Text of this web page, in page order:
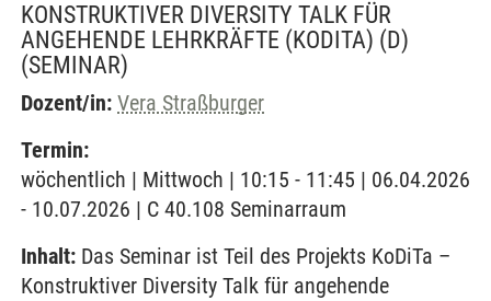
KONSTRUKTIVER DIVERSITY TALK FÜR
ANGEHENDE LEHRKRÄFTE (KODITA) (D)
(SEMINAR)
Dozent/in: Vera Straßburger
Termin:
wöchentlich | Mittwoch | 10:15 - 11:45 | 06.04.2026
- 10.07.2026 | C 40.108 Seminarraum
Inhalt: Das Seminar ist Teil des Projekts KoDiTa –
Konstruktiver Diversity Talk für angehende